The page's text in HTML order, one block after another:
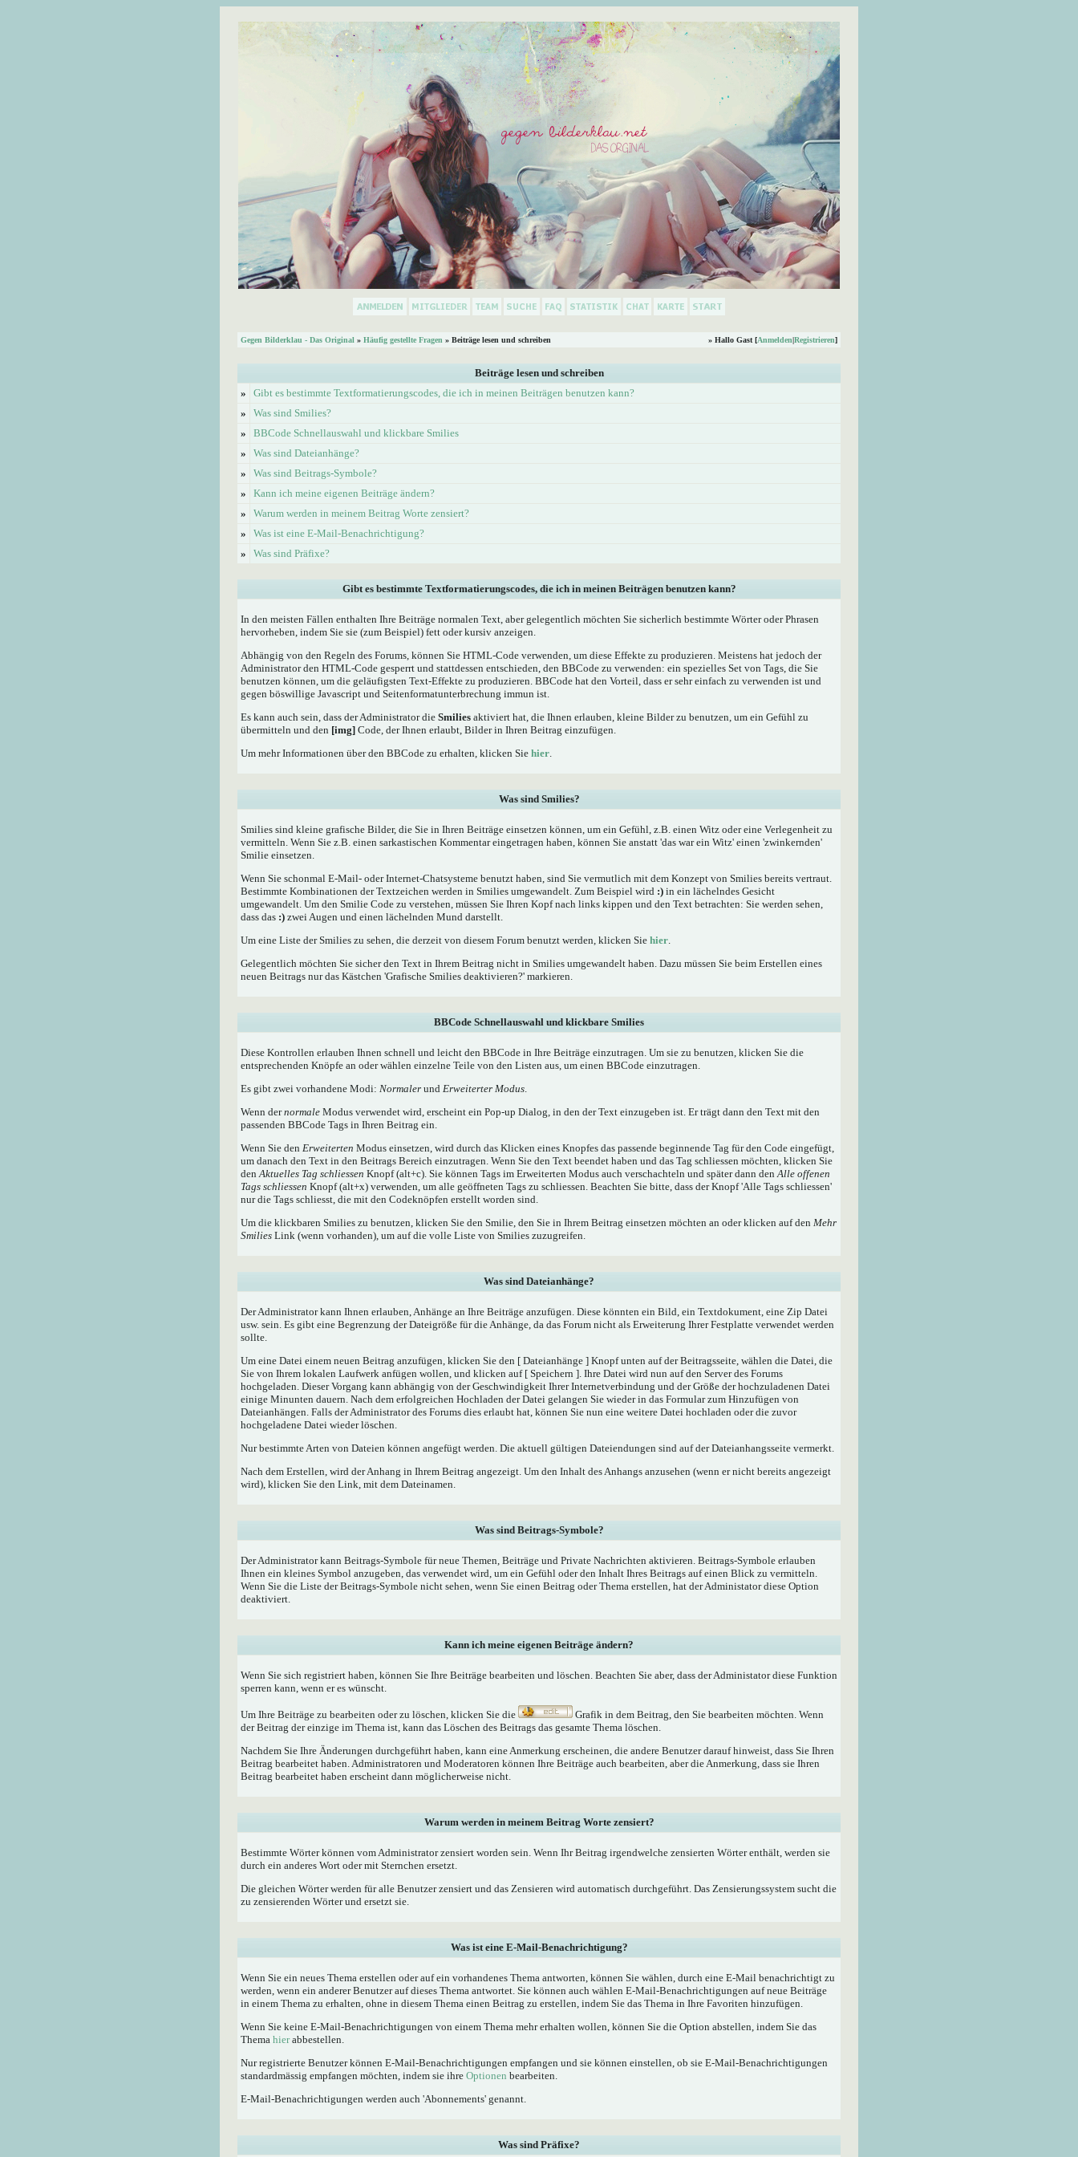
Gegen Bilderklau - Das Original » Häufig gestellte Fragen » Beiträge lesen und schreiben » Hallo Gast [Anmelden|Registrieren]
Beiträge lesen und schreiben
»
Gibt es bestimmte Textformatierungscodes, die ich in meinen Beiträgen benutzen kann?
»
Was sind Smilies?
»
BBCode Schnellauswahl und klickbare Smilies
»
Was sind Dateianhänge?
»
Was sind Beitrags-Symbole?
»
Kann ich meine eigenen Beiträge ändern?
»
Warum werden in meinem Beitrag Worte zensiert?
»
Was ist eine E-Mail-Benachrichtigung?
»
Was sind Präfixe?
Gibt es bestimmte Textformatierungscodes, die ich in meinen Beiträgen benutzen kann?
In den meisten Fällen enthalten Ihre Beiträge normalen Text, aber gelegentlich möchten Sie sicherlich bestimmte Wörter oder Phrasen
hervorheben, indem Sie sie (zum Beispiel) fett oder kursiv anzeigen.
Abhängig von den Regeln des Forums, können Sie HTML-Code verwenden, um diese Effekte zu produzieren. Meistens hat jedoch der
Administrator den HTML-Code gesperrt und stattdessen entschieden, den BBCode zu verwenden: ein spezielles Set von Tags, die Sie
benutzen können, um die geläufigsten Text-Effekte zu produzieren. BBCode hat den Vorteil, dass er sehr einfach zu verwenden ist und
gegen böswillige Javascript und Seitenformatunterbrechung immun ist.
Es kann auch sein, dass der Administrator die Smilies aktiviert hat, die Ihnen erlauben, kleine Bilder zu benutzen, um ein Gefühl zu
übermitteln und den [img] Code, der Ihnen erlaubt, Bilder in Ihren Beitrag einzufügen.
Um mehr Informationen über den BBCode zu erhalten, klicken Sie hier.
Was sind Smilies?
Smilies sind kleine grafische Bilder, die Sie in Ihren Beiträge einsetzen können, um ein Gefühl, z.B. einen Witz oder eine Verlegenheit zu
vermitteln. Wenn Sie z.B. einen sarkastischen Kommentar eingetragen haben, können Sie anstatt 'das war ein Witz' einen 'zwinkernden'
Smilie einsetzen.
Wenn Sie schonmal E-Mail- oder Internet-Chatsysteme benutzt haben, sind Sie vermutlich mit dem Konzept von Smilies bereits vertraut.
Bestimmte Kombinationen der Textzeichen werden in Smilies umgewandelt. Zum Beispiel wird :) in ein lächelndes Gesicht
umgewandelt. Um den Smilie Code zu verstehen, müssen Sie Ihren Kopf nach links kippen und den Text betrachten: Sie werden sehen,
dass das :) zwei Augen und einen lächelnden Mund darstellt.
Um eine Liste der Smilies zu sehen, die derzeit von diesem Forum benutzt werden, klicken Sie hier.
Gelegentlich möchten Sie sicher den Text in Ihrem Beitrag nicht in Smilies umgewandelt haben. Dazu müssen Sie beim Erstellen eines
neuen Beitrags nur das Kästchen 'Grafische Smilies deaktivieren?' markieren.
BBCode Schnellauswahl und klickbare Smilies
Diese Kontrollen erlauben Ihnen schnell und leicht den BBCode in Ihre Beiträge einzutragen. Um sie zu benutzen, klicken Sie die
entsprechenden Knöpfe an oder wählen einzelne Teile von den Listen aus, um einen BBCode einzutragen.
Es gibt zwei vorhandene Modi: Normaler und Erweiterter Modus.
Wenn dernormale Modus verwendet wird, erscheint ein Pop-up Dialog, in den der Text einzugeben ist. Er trägt dann den Text mit den
passenden BBCode Tags in Ihren Beitrag ein.
Wenn Sie den Erweiterten Modus einsetzen, wird durch das Klicken eines Knopfes das passende beginnende Tag für den Code eingefügt,
um danach den Text in den Beitrags Bereich einzutragen. Wenn Sie den Text beendet haben und das Tag schliessen möchten, klicken Sie
denAktuelles Tag schliessen Knopf (alt+c). Sie können Tags im Erweiterten Modus auch verschachteln und später dann denAlle offenen
Tags schliessen Knopf (alt+x) verwenden, um alle geöffneten Tags zu schliessen. Beachten Sie bitte, dass der Knopf 'Alle Tags schliessen'
nur die Tags schliesst, die mit den Codeknöpfen erstellt worden sind.
Um die klickbaren Smilies zu benutzen, klicken Sie den Smilie, den Sie in Ihrem Beitrag einsetzen möchten an oder klicken auf den Mehr
Smilies Link (wenn vorhanden), um auf die volle Liste von Smilies zuzugreifen.
Was sind Dateianhänge?
Der Administrator kann Ihnen erlauben, Anhänge an Ihre Beiträge anzufügen. Diese könnten ein Bild, ein Textdokument, eine Zip Datei
usw. sein. Es gibt eine Begrenzung der Dateigröße für die Anhänge, da das Forum nicht als Erweiterung Ihrer Festplatte verwendet werden
sollte.
Um eine Datei einem neuen Beitrag anzufügen, klicken Sie den [ Dateianhänge ] Knopf unten auf der Beitragsseite, wählen die Datei, die
Sie von Ihrem lokalen Laufwerk anfügen wollen, und klicken auf [ Speichern ]. Ihre Datei wird nun auf den Server des Forums
hochgeladen. Dieser Vorgang kann abhängig von der Geschwindigkeit Ihrer Internetverbindung und der Größe der hochzuladenen Datei
einige Minunten dauern. Nach dem erfolgreichen Hochladen der Datei gelangen Sie wieder in das Formular zum Hinzufügen von
Dateianhängen. Falls der Administrator des Forums dies erlaubt hat, können Sie nun eine weitere Datei hochladen oder die zuvor
hochgeladene Datei wieder löschen.
Nur bestimmte Arten von Dateien können angefügt werden. Die aktuell gültigen Dateiendungen sind auf der Dateianhangsseite vermerkt.
Nach dem Erstellen, wird der Anhang in Ihrem Beitrag angezeigt. Um den Inhalt des Anhangs anzusehen (wenn er nicht bereits angezeigt
wird), klicken Sie den Link, mit dem Dateinamen.
Was sind Beitrags-Symbole?
Der Administrator kann Beitrags-Symbole für neue Themen, Beiträge und Private Nachrichten aktivieren. Beitrags-Symbole erlauben
Ihnen ein kleines Symbol anzugeben, das verwendet wird, um ein Gefühl oder den Inhalt Ihres Beitrags auf einen Blick zu vermitteln.
Wenn Sie die Liste der Beitrags-Symbole nicht sehen, wenn Sie einen Beitrag oder Thema erstellen, hat der Administator diese Option
deaktiviert.
Kann ich meine eigenen Beiträge ändern?
Wenn Sie sich registriert haben, können Sie Ihre Beiträge bearbeiten und löschen. Beachten Sie aber, dass der Administator diese Funktion
sperren kann, wenn er es wünscht.
Um Ihre Beiträge zu bearbeiten oder zu löschen, klicken Sie die
Grafik in dem Beitrag, den Sie bearbeiten möchten. Wenn
der Beitrag der einzige im Thema ist, kann das Löschen des Beitrags das gesamte Thema löschen.
Nachdem Sie Ihre Änderungen durchgeführt haben, kann eine Anmerkung erscheinen, die andere Benutzer darauf hinweist, dass Sie Ihren
Beitrag bearbeitet haben. Administratoren und Moderatoren können Ihre Beiträge auch bearbeiten, aber die Anmerkung, dass sie Ihren
Beitrag bearbeitet haben erscheint dann möglicherweise nicht.
Warum werden in meinem Beitrag Worte zensiert?
Bestimmte Wörter können vom Administrator zensiert worden sein. Wenn Ihr Beitrag irgendwelche zensierten Wörter enthält, werden sie
durch ein anderes Wort oder mit Sternchen ersetzt.
Die gleichen Wörter werden für alle Benutzer zensiert und das Zensieren wird automatisch durchgeführt. Das Zensierungssystem sucht die
zu zensierenden Wörter und ersetzt sie.
Was ist eine E-Mail-Benachrichtigung?
Wenn Sie ein neues Thema erstellen oder auf ein vorhandenes Thema antworten, können Sie wählen, durch eine E-Mail benachrichtigt zu
werden, wenn ein anderer Benutzer auf dieses Thema antwortet. Sie können auch wählen E-Mail-Benachrichtigungen auf neue Beiträge
in einem Thema zu erhalten, ohne in diesem Thema einen Beitrag zu erstellen, indem Sie das Thema in Ihre Favoriten hinzufügen.
Wenn Sie keine E-Mail-Benachrichtigungen von einem Thema mehr erhalten wollen, können Sie die Option abstellen, indem Sie das
Thema hierabbestellen.
Nur registrierte Benutzer können E-Mail-Benachrichtigungen empfangen und sie können einstellen, ob sie E-Mail-Benachrichtigungen
standardmässig empfangen möchten, indem sie ihre Optionen bearbeiten.
E-Mail-Benachrichtigungen werden auch 'Abonnements' genannt.
Was sind Präfixe?